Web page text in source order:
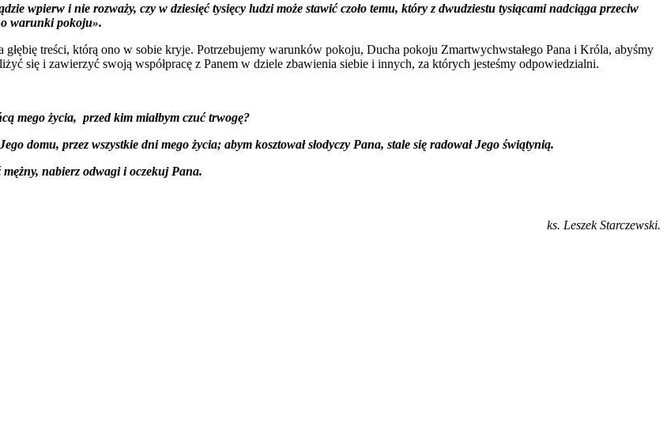
wpierw i nie rozważy, czy w dziesięć tysięcy ludzi może stawić czoło temu, który z dwudziestu tysiącami nadciąga przeciw
o warunki pokoju».
głębię treści, którą ono w sobie kryje. Potrzebujemy warunków pokoju, Ducha pokoju Zmartwychwstałego Pana i Króla, abyśmy
się i zawierzyć swoją współpracę z Panem w dziele zbawienia siebie i innych, za których jesteśmy odpowiedzialni.
mego życia, przed kim miałbym czuć trwogę?
domu, przez wszystkie dni mego życia; abym kosztował słodyczy Pana, stale się radował Jego świątynią.
nabierz odwagi i oczekuj Pana.
ks. Leszek Starczewski.